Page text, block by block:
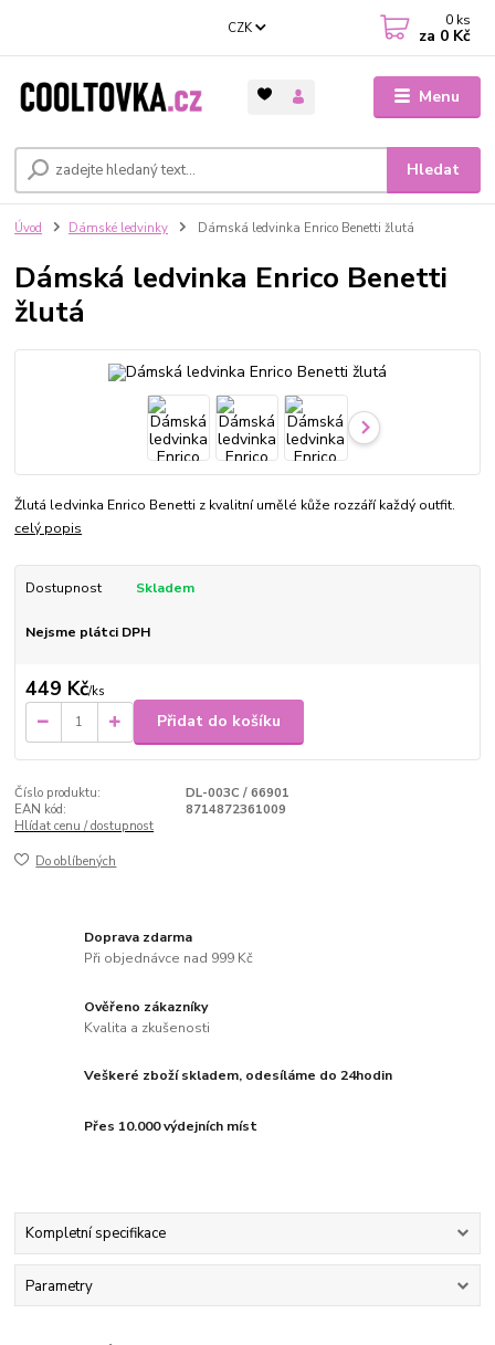
Menu
CZK
Hledat
0 ks
za 0 Kč
Úvod Dámské ledvinky Dámská ledvinka Enrico Benetti žlutá
Dámská ledvinka Enrico Benetti
žlutá
Žlutá ledvinka Enrico Benetti z kvalitní umělé kůže rozzáří každý outfit.
celý popis
Dostupnost Skladem
Nejsme plátci DPH
449 Kč/ks
Přidat do košíku
Číslo produktu:
DL-003C / 66901
EAN kód:
8714872361009
Hlídat cenu / dostupnost
Do oblíbených
Doprava zdarma
Při objednávce nad 999 Kč
Ověřeno zákazníky
Kvalita a zkušenosti
Veškeré zboží skladem, odesíláme do 24hodin
Přes 10.000 výdejních míst
Kompletní specifikace
Parametry